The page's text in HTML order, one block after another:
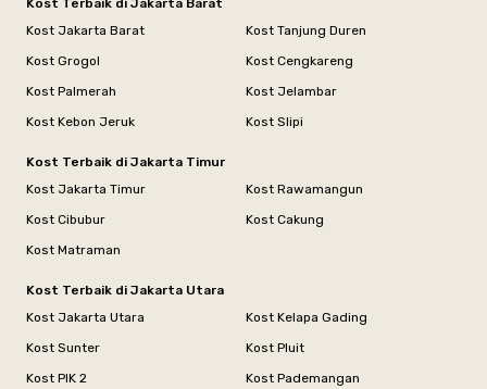
Kost Terbaik di Jakarta Barat
Kost Jakarta Barat
Kost Tanjung Duren
Kost Grogol
Kost Cengkareng
Kost Palmerah
Kost Jelambar
Kost Kebon Jeruk
Kost Slipi
Kost Terbaik di Jakarta Timur
Kost Jakarta Timur
Kost Rawamangun
Kost Cibubur
Kost Cakung
Kost Matraman
Kost Terbaik di Jakarta Utara
Kost Jakarta Utara
Kost Kelapa Gading
Kost Sunter
Kost Pluit
Kost PIK 2
Kost Pademangan